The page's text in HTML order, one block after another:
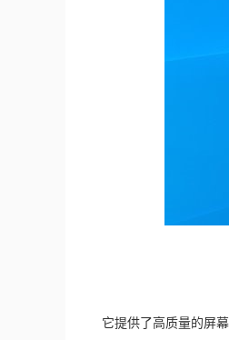
它提供了高质量的屏